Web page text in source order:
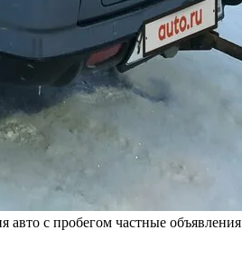
с пробегом частные объявления